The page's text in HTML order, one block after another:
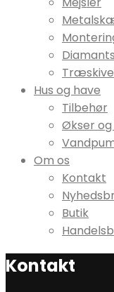
Hus og have
Tilbehør
Økser
Om os
Kontakt
Butik
Kontakt